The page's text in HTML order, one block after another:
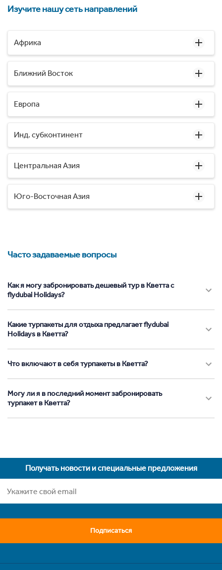
Изучите нашу сеть направлений
Африка
Ближний Восток
Европа
Инд. субконтинент
Центральная Азия
Юго-Восточная Азия
Часто задаваемые вопросы
Как я могу забронировать дешевый тур в Кветта с
flydubai Holidays?
Какие турпакеты для отдыха предлагает flydubai
Holidays в Кветта?
Что включают в себя турпакеты в Кветта?
Могу ли я в последний момент забронировать
турпакет в Кветта?
Получать новости и специальные предложения
Подписаться